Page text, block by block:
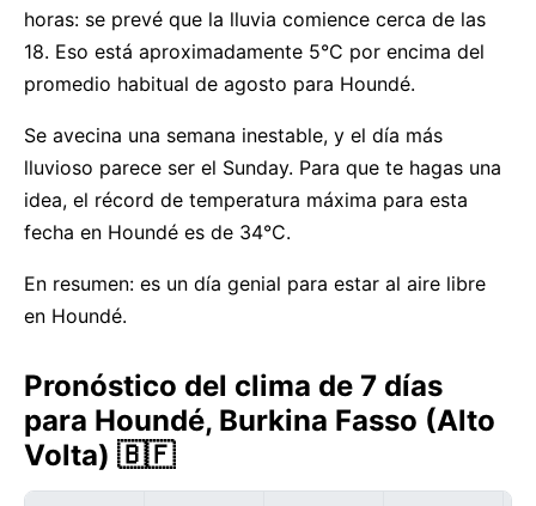
horas: se prevé que la lluvia comience cerca de las
18. Eso está aproximadamente 5°C por encima del
promedio habitual de agosto para Houndé.
Se avecina una semana inestable, y el día más
lluvioso parece ser el Sunday. Para que te hagas una
idea, el récord de temperatura máxima para esta
fecha en Houndé es de 34°C.
En resumen: es un día genial para estar al aire libre
en Houndé.
Pronóstico del clima de 7 días
para Houndé, Burkina Fasso (Alto
Volta) 🇧🇫